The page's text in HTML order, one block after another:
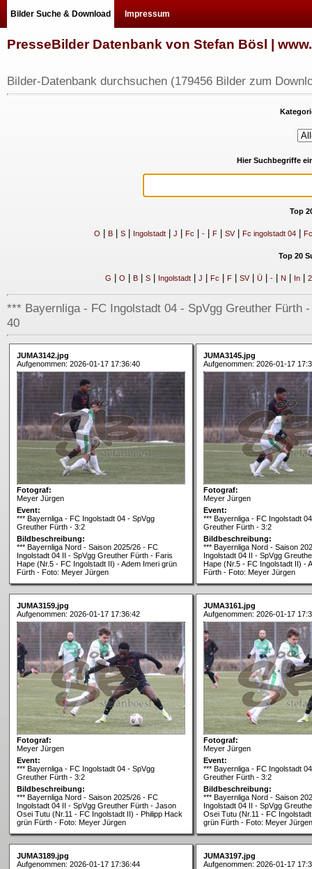
Bilder Suche & Download Impressum
PresseBilder Datenbank von Stefan Bösl |
Bilder-Datenbank durchsuchen (179456 Bilder zum
Hier Suchbegriffe
Top
O B| S| Ingolstadt| J Fc -| F| SV| Fc ingolstadt 04|
Top 20
G O B| S| Ingolstadt| J Fc F| SV| Ü| -| N In| 2
*** Bayernliga - FC Ingolstadt 04 - SpVgg Greuther Fürth
40
JUMA3142.jpg
Aufgenommen: 2026-01-17 17:36:40
Fotograf:
Meyer Jürgen
Event:
*** Bayernliga - FC Ingolstadt 04 - SpVgg
Greuther Fürth - 3:2
Bildbeschreibung:
*** Bayernliga Nord - Saison 2025/26 - FC
Ingolstadt 04 II - SpVgg Greuther Fürth - Faris
Hape (Nr.5 - FC Ingolstadt II) - Adem Imeri grün
Fürth - Foto: Meyer Jürgen
JUMA3145.jpg
Aufgenommen: 2026-01-17
Fotograf:
Meyer Jürgen
Event:
*** Bayernliga - FC Ingolstadt
Greuther Fürth - 3:2
Bildbeschreibung:
*** Bayernliga Nord - Saison
Ingolstadt 04 II - SpVgg
Hape (Nr.5 - FC Ingolstadt II) -
Fürth - Foto: Meyer Jürgen
JUMA3159.jpg
Aufgenommen: 2026-01-17 17:36:42
Fotograf:
Meyer Jürgen
Event:
*** Bayernliga - FC Ingolstadt 04 - SpVgg
Greuther Fürth - 3:2
Bildbeschreibung:
*** Bayernliga Nord - Saison 2025/26 - FC
Ingolstadt 04 II - SpVgg Greuther Fürth - Jason
Osei Tutu (Nr.11 - FC Ingolstadt II) - Philipp Hack
grün Fürth - Foto: Meyer Jürgen
JUMA3161.jpg
Aufgenommen: 2026-01-17
Fotograf:
Meyer Jürgen
Event:
*** Bayernliga - FC Ingolstadt
Greuther Fürth - 3:2
Bildbeschreibung:
*** Bayernliga Nord - Saison
Ingolstadt 04 II - SpVgg
Osei Tutu (Nr.11 - FC
grün Fürth - Foto: Meyer Jürgen
JUMA3189.jpg
Aufgenommen: 2026-01-17 17:36:44
JUMA3197.jpg
Aufgenommen: 2026-01-17